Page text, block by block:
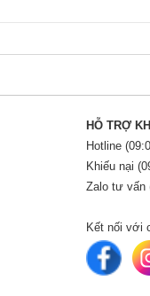
HỖ TRỢ
Hotline
Khiếu nại
Zalo tư vấn
Kết nối với